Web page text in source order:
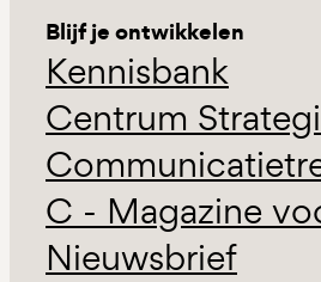
Blijf je ontwikkelen
Kennisbank
Centrum
C - Magazine
Nieuwsbrief